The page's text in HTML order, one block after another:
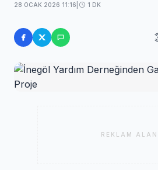
28 OCAK 2026 11:16 1 DK
REKLAM ALANI